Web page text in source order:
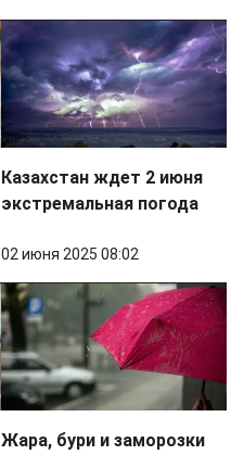
Казахстан ждет 2 июня
экстремальная погода
02 июня 2025 08:02
Жара, бури и заморозки